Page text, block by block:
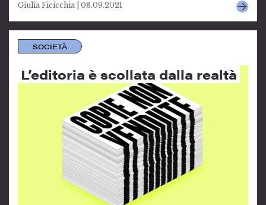
Giulia Ficicchia | 08.09.2021
SOCIETÀ
L’editoria è scollata dalla realtà